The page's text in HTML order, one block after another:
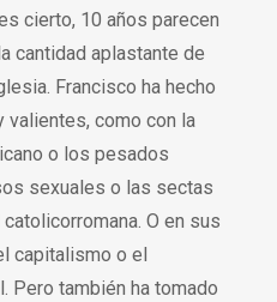
cierto, 10 años parecen
cantidad aplastante de
Francisco ha hecho
como con la
o los pesados
sexuales o las sectas
O en sus
capitalismo o el
Pero también ha tomado